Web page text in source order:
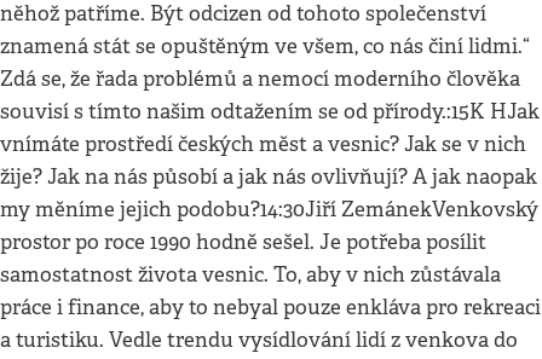
něhož patříme. Být odcizen od tohoto společenství
znamená stát se opuštěným ve všem, co nás činí lidmi.“
Zdá se, že řada problémů a nemocí moderního člověka
souvisí s tímto našim odtažením se od přírody.:15K HJak
vnímáte prostředí českých měst a vesnic? Jak se v nich
žije? Jak na nás působí a jak nás ovlivňují? A jak naopak
my měníme jejich podobu?14:30Jiří ZemánekVenkovský
prostor po roce 1990 hodně sešel. Je potřeba posílit
samostatnost života vesnic. To, aby v nich zůstávala
práce i finance, aby to nebyal pouze enkláva pro rekreaci
a turistiku. Vedle trendu vysídlování lidí z venkova do